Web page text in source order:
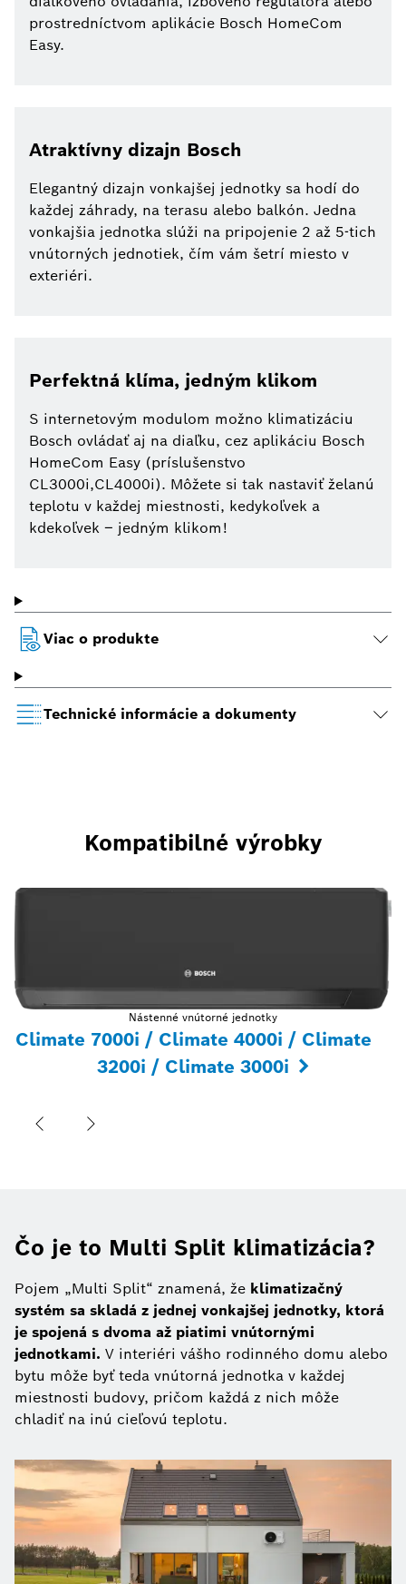
prostredníctvom aplikácie Bosch HomeCom
Easy.
Atraktívny dizajn Bosch
Elegantný dizajn vonkajšej jednotky sa hodí do
každej záhrady, na terasu alebo balkón. Jedna
vonkajšia jednotka slúži na pripojenie 2 až 5-tich
vnútorných jednotiek, čím vám šetrí miesto v
exteriéri.
Perfektná klíma, jedným klikom
S internetovým modulom možno klimatizáciu
Bosch ovládať aj na diaľku, cez aplikáciu Bosch
HomeCom Easy (príslušenstvo
CL3000i,CL4000i). Môžete si tak nastaviť želanú
teplotu v každej miestnosti, kedykoľvek a
kdekoľvek – jedným klikom!
Viac o produkte
Technické informácie a dokumenty
Kompatibilné výrobky
Nástenné vnútorné jednotky
Climate 7000i / Climate 4000i / Climate
3200i / Climate 3000i
Čo je to Multi Split klimatizácia?
Pojem „Multi Split“ znamená, že klimatizačný
systém sa skladá z jednej vonkajšej jednotky, ktorá
je spojená s dvoma až piatimi vnútornými
jednotkami. V interiéri vášho rodinného domu alebo
bytu môže byť teda vnútorná jednotka v každej
miestnosti budovy, pričom každá z nich môže
chladiť na inú cieľovú teplotu.